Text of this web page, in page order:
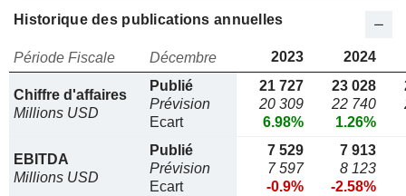
Historique des publications annuelles
Période Fiscale Décembre 2023 2024
Chiffre d'affaires
Millions USD
Publié
Prévision
Ecart
21 727
20 309
6.98%
23 028
22 740
1.26%
EBITDA
Millions USD
Publié
Prévision
Ecart
7 529
7 597
-0.9%
7 913
8 123
-2.58%